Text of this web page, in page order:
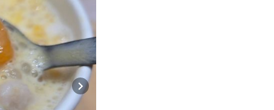
Next slide